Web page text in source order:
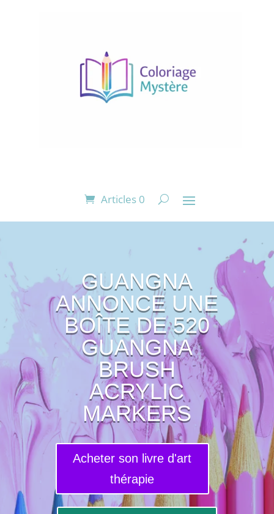
Articles 0
GUANGNA
ANNONCE UNE
BOÎTE DE 520
GUANGNA
BRUSH
ACRYLIC
MARKERS
Acheter son livre d'art
thérapie